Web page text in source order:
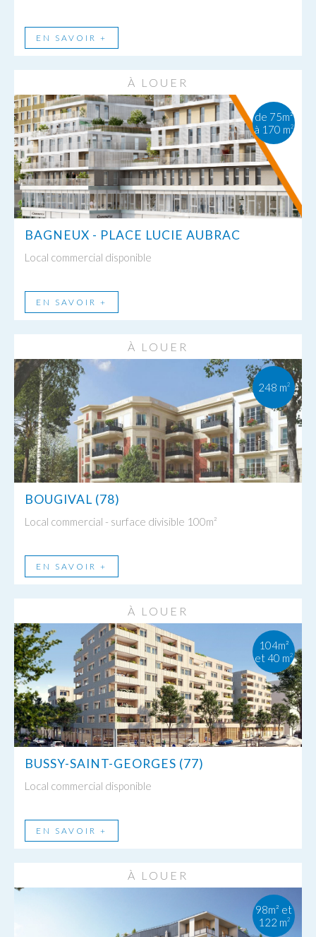
EN SAVOIR +
À LOUER
de 75m²
à 170 m2
BAGNEUX - PLACE LUCIE AUBRAC
Local commercial disponible
EN SAVOIR +
À LOUER
248 m2
BOUGIVAL (78)
Local commercial - surface divisible 100m²
EN SAVOIR +
À LOUER
104m²
et 40 m2
BUSSY-SAINT-GEORGES (77)
Local commercial disponible
EN SAVOIR +
À LOUER
98m² et
122 m2